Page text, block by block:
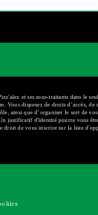
et ses sous-traitants dans le
Vous disposez de droits d’accès,
ainsi que d’organiser le sort de
justificatif d'identité pourra vous
droit de vous inscrire sur la liste